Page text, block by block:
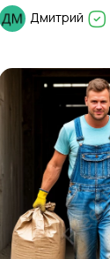
Дмитрий